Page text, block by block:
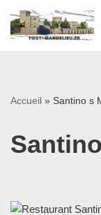
Aller
Accueil » Santino s